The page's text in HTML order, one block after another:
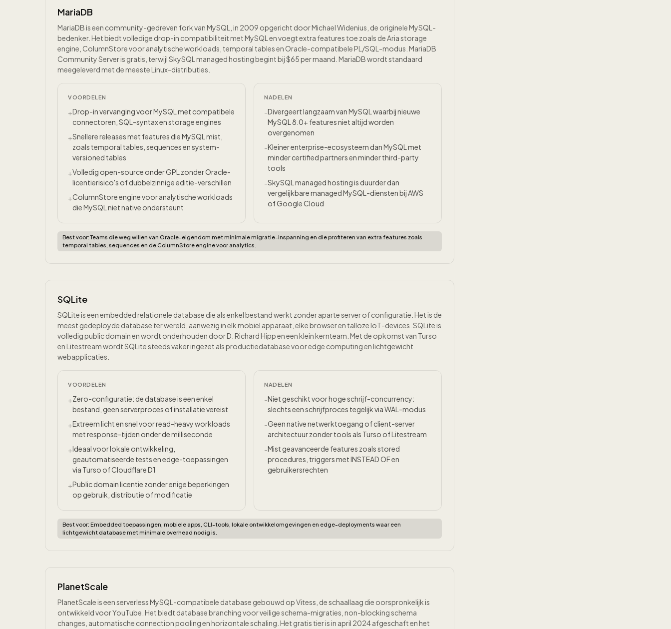
MariaDB
MariaDB is een community-gedreven fork van MySQL, in 2009 opgericht door Michael Widenius, de originele MySQL-
bedenker. Het biedt volledige drop-in compatibiliteit met MySQL en voegt extra features toe zoals de Aria storage
engine, ColumnStore voor analytische workloads, temporal tables en Oracle-compatibele PL/SQL-modus. MariaDB
Community Server is gratis, terwijl SkySQL managed hosting begint bij $65 per maand. MariaDB wordt standaard
meegeleverd met de meeste Linux-distributies.
VOORDELEN
+Drop-in vervanging voor MySQL met compatibele
connectoren, SQL-syntax en storage engines
+Snellere releases met features die MySQL mist,
zoals temporal tables, sequences en system-
versioned tables
+Volledig open-source onder GPL zonder Oracle-
licentierisico's of dubbelzinnige editie-verschillen
+ColumnStore engine voor analytische workloads
die MySQL niet native ondersteunt
NADELEN
-Divergeert langzaam van MySQL waarbij nieuwe
MySQL 8.0+ features niet altijd worden
overgenomen
-Kleiner enterprise-ecosysteem dan MySQL met
minder certified partners en minder third-party
tools
-SkySQL managed hosting is duurder dan
vergelijkbare managed MySQL-diensten bij AWS
of Google Cloud
Best voor: Teams die weg willen van Oracle-eigendom met minimale migratie-inspanning en die profiteren van extra features zoals
temporal tables, sequences en de ColumnStore engine voor analytics.
SQLite
SQLite is een embedded relationele database die als enkel bestand werkt zonder aparte server of configuratie. Het is de
meest gedeployde database ter wereld, aanwezig in elk mobiel apparaat, elke browser en talloze IoT-devices. SQLite is
volledig public domain en wordt onderhouden door D. Richard Hipp en een klein kernteam. Met de opkomst van Turso
en Litestream wordt SQLite steeds vaker ingezet als productiedatabase voor edge computing en lichtgewicht
webapplicaties.
VOORDELEN
+Zero-configuratie: de database is een enkel
bestand, geen serverproces of installatie vereist
+Extreem licht en snel voor read-heavy workloads
met response-tijden onder de milliseconde
+Ideaal voor lokale ontwikkeling,
geautomatiseerde tests en edge-toepassingen
via Turso of Cloudflare D1
+Public domain licentie zonder enige beperkingen
op gebruik, distributie of modificatie
NADELEN
-Niet geschikt voor hoge schrijf-concurrency:
slechts een schrijfproces tegelijk via WAL-modus
-Geen native netwerktoegang of client-server
architectuur zonder tools als Turso of Litestream
-Mist geavanceerde features zoals stored
procedures, triggers met INSTEAD OF en
gebruikersrechten
Best voor: Embedded toepassingen, mobiele apps, CLI-tools, lokale ontwikkelomgevingen en edge-deployments waar een
lichtgewicht database met minimale overhead nodig is.
PlanetScale
PlanetScale is een serverless MySQL-compatibele database gebouwd op Vitess, de schaallaag die oorspronkelijk is
ontwikkeld voor YouTube. Het biedt database branching voor veilige schema-migraties, non-blocking schema
changes, automatische connection pooling en horizontale schaling. Het gratis tier is in april 2024 afgeschaft en het